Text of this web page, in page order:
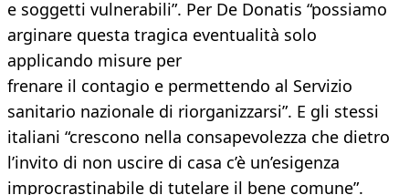
e soggetti vulnerabili”. Per De Donatis “possiamo
arginare questa tragica eventualità solo
applicando misure per
frenare il contagio e permettendo al Servizio
sanitario nazionale di riorganizzarsi”. E gli stessi
italiani “crescono nella consapevolezza che dietro
l’invito di non uscire di casa c’è un’esigenza
improcrastinabile di tutelare il bene comune”.